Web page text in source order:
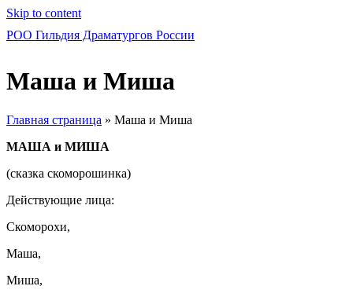
Skip to content
РОО Гильдия Драматургов России
Маша и Миша
Главная страница » Маша и Миша
МАША и МИША
(сказка скоморошинка)
Действующие лица:
Скоморохи,
Маша,
Миша,